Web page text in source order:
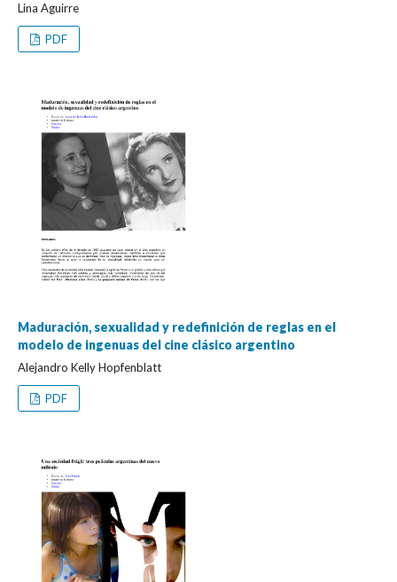
Lina Aguirre
PDF
Maduración, sexualidad y redefinición de reglas en el
modelo de ingenuas del cine clásico argentino
Alejandro Kelly Hopfenblatt
PDF